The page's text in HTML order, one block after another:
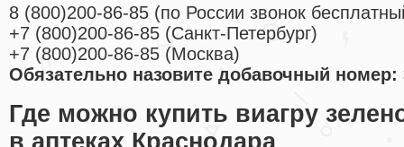
8 (800)200-86-85 (по России звонок
+7 (800)200-86-85 (Санкт-Петербург)
+7 (800)200-86-85 (Москва)
Обязательно назовите добавочный номер:
Где можно купить виагру
в аптеках Краснодара